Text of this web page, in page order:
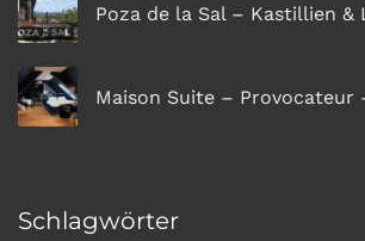
Poza de la Sal – Kastillien &
Maison Suite – Provocateur
Schlagwörter